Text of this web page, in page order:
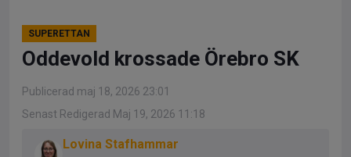
SUPERETTAN
Oddevold krossade Örebro SK
Publicerad maj 18, 2026 23:01
Senast Redigerad Maj 19, 2026 11:18
Lovina Stafhammar